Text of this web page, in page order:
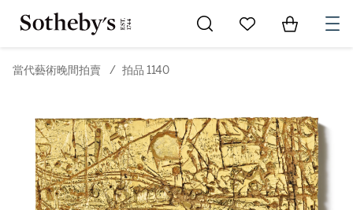
Go to My Favorites
Items in
當代藝術晚間拍賣 / 拍品 1140